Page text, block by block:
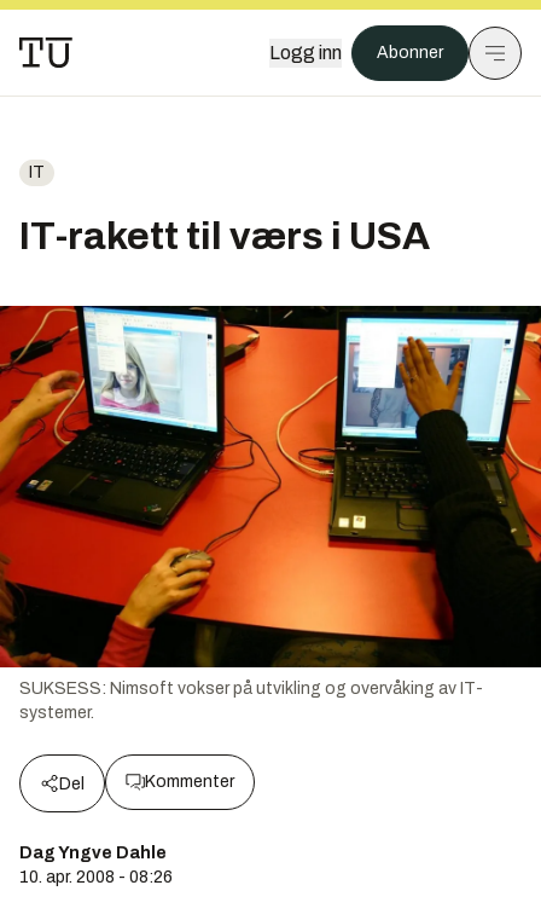
Logg inn Abonner
IT
IT-rakett til værs i USA
SUKSESS: Nimsoft vokser på utvikling og overvåking av IT-
systemer.
Del Kommenter
Dag Yngve Dahle
10. apr. 2008 - 08:26